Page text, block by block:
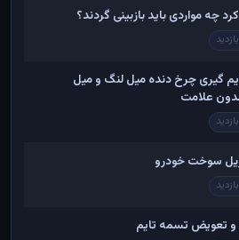
چه مواردی باید بازبینی گردند؟
گیری چرخ دنده میل لنگ و میل
علامت
سوخت خودرو
تعویض تسمه تایم